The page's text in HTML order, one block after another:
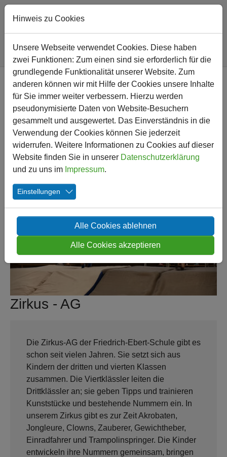
Zum Hauptinhalt springen
Sie sind hier:
Friedrich-Ebert-Schule Lernen und Leben
AGs
Zirkus-AG
AGs
Projektzeiten
Garten-AG
Zirkus-AG
Tanz-AG
Zirkus - AG
Die Zirkus-AG der Friedrich-Ebert-Schule gibt es
schon seit vielen Jahren. Sie setzt sich aus
Kindern der dritten und vierten Klassen
zusammen. Die Viertklässler leiten die
Drittklässler an; sie geben Tipps und trainieren
Kunststücke und bestehende Nummern ein. In
unserem Zirkus gibt es zur Zeit Akrobaten,
Jongleure, Clowns, Zauberer, Gewichtheber,
Einradfahrer und Trampolinspringer. Die Kinder
entwickeln ihre Nummern gemeinsam, bringen
Hinweis zu Cookies
Unsere Webseite verwendet Cookies. Diese haben
zwei Funktionen: Zum einen sind sie erforderlich für die
grundlegende Funktionalität unserer Website. Zum
anderen können wir mit Hilfe der Cookies unsere Inhalte
für Sie immer weiter verbessern. Hierzu werden
pseudonymisierte Daten von Website-Besuchern
gesammelt und ausgewertet. Das Einverständnis in die
Verwendung der Cookies können Sie jederzeit
widerrufen. Weitere Informationen zu Cookies auf dieser
Website finden Sie in unserer Datenschutzerklärung
und zu uns im Impressum.
Einstellungen
Alle Cookies ablehnen
Alle Cookies akzeptieren